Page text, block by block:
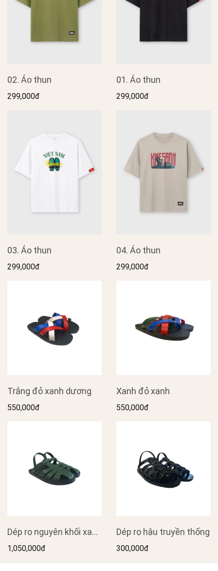
02. Áo thun
299,000đ
01. Áo thun
299,000đ
03. Áo thun
299,000đ
04. Áo thun
299,000đ
Trắng đỏ xanh dương
550,000đ
Xanh đỏ xanh
550,000đ
Dép rọ nguyên khối xanh
rêu đế tổ ong
1,050,000đ
Dép rọ hậu truyền thống
300,000đ